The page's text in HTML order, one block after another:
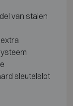
van stalen
sleutelslot